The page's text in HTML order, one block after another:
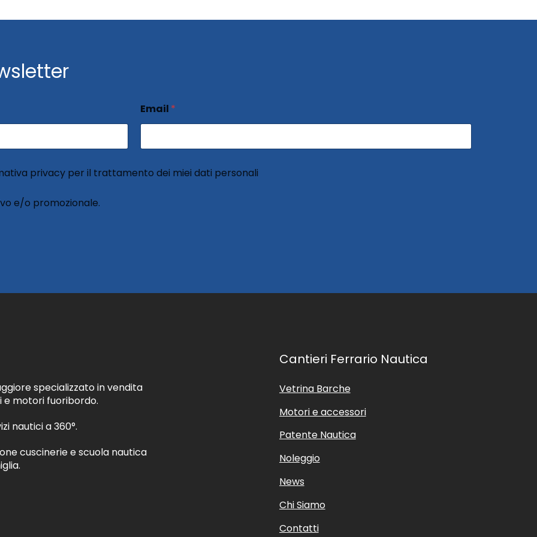
Email *
privacy per il trattamento dei miei dati personali
e/o promozionale.
specializzato in vendita
e motori fuoribordo.
nautici a 360°.
cuscinerie e scuola nautica
Cantieri Ferrario Nautica
Vetrina Barche
Motori e accessori
Patente Nautica
Noleggio
News
Chi Siamo
Contatti